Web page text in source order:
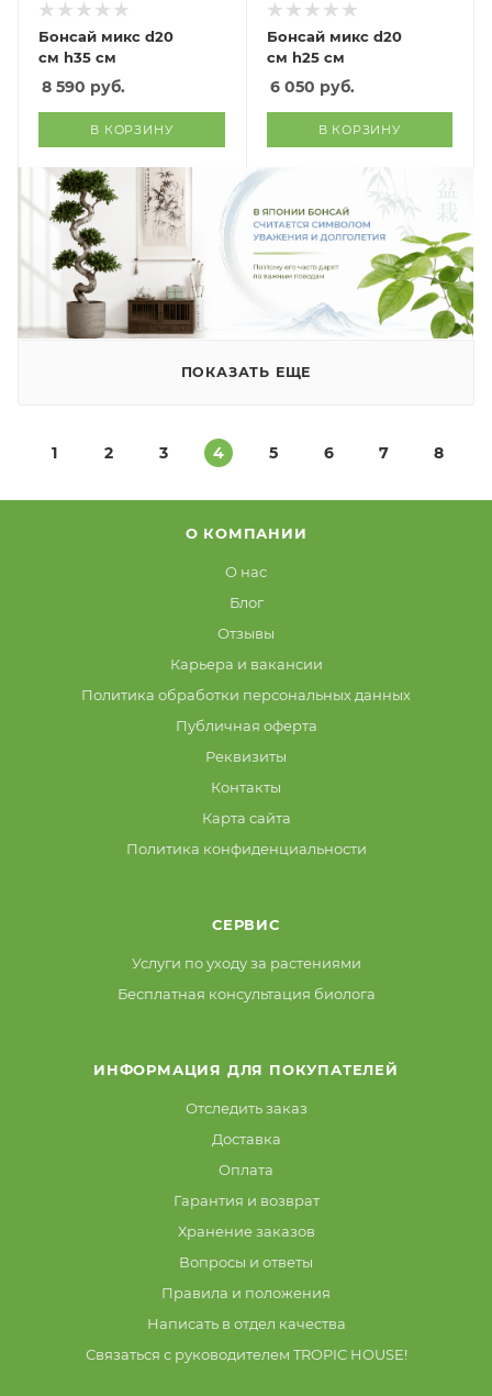
Бонсай микс d20
см h35 см
8 590 руб.
В КОРЗИНУ
Бонсай микс d20
см h25 см
6 050 руб.
В КОРЗИНУ
ПОКАЗАТЬ ЕЩЕ
1 2 3 4 5 6 7 8
О КОМПАНИИ
О нас
Блог
Отзывы
Карьера и вакансии
Политика обработки персональных данных
Публичная оферта
Реквизиты
Контакты
Карта сайта
Политика конфиденциальности
СЕРВИС
Услуги по уходу за растениями
Бесплатная консультация биолога
ИНФОРМАЦИЯ ДЛЯ ПОКУПАТЕЛЕЙ
Отследить заказ
Доставка
Оплата
Гарантия и возврат
Хранение заказов
Вопросы и ответы
Правила и положения
Написать в отдел качества
Связаться с руководителем TROPIC HOUSE!